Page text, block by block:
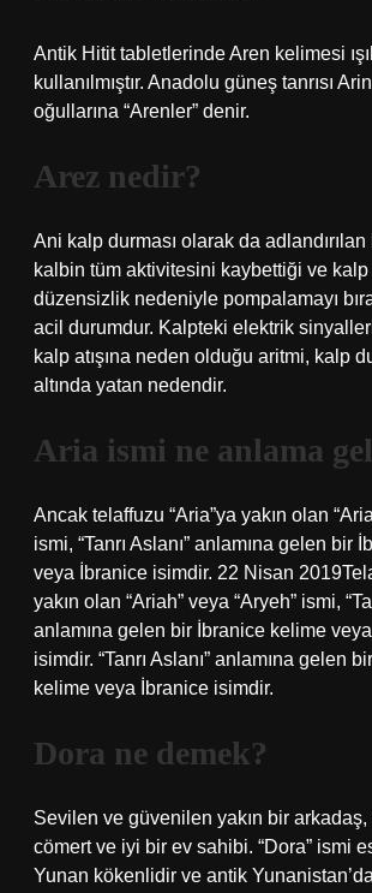
Antik Hitit tabletlerinde Aren kelimesi
kullanılmıştır. Anadolu güneş tanrısı
oğullarına “Arenler” denir.
Arez nedir?
Ani kalp durması olarak da adlandırılan
kalbin tüm aktivitesini kaybettiği ve
düzensizlik nedeniyle pompalamayı
acil durumdur. Kalpteki elektrik
kalp atışına neden olduğu aritmi, kalp
altında yatan nedendir.
Aria ismi ne anlama
Ancak telaffuzu “Aria”ya yakın olan
ismi, “Tanrı Aslanı” anlamına gelen bir
veya İbranice isimdir. 22 Nisan
yakın olan “Ariah” veya “Aryeh” ismi,
anlamına gelen bir İbranice kelime
isimdir. “Tanrı Aslanı” anlamına gelen
kelime veya İbranice isimdir.
Dora ne demek?
Sevilen ve güvenilen yakın bir
cömert ve iyi bir ev sahibi. “Dora” ismi
Yunan kökenlidir ve antik